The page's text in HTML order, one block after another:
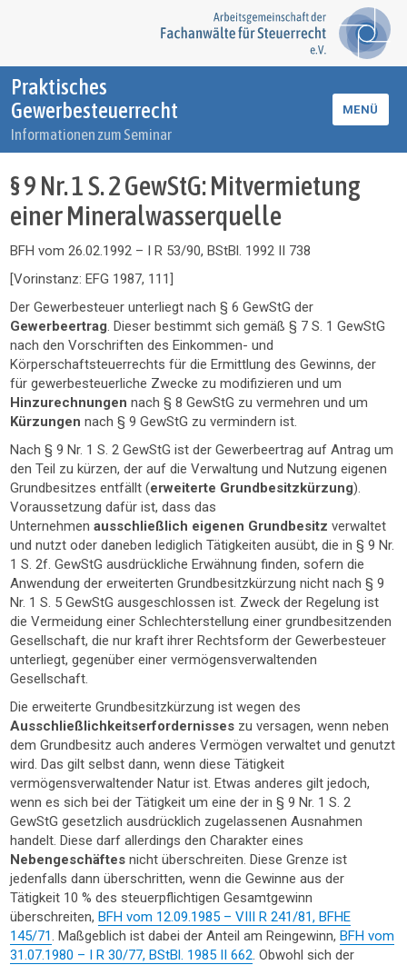
Praktisches
Gewerbesteuerrecht
Informationen zum Seminar
MENÜ
§ 9 Nr. 1 S. 2 GewStG: Mitvermietung
einer Mineralwasserquelle
BFH vom 26.02.1992 – I R 53/90, BStBl. 1992 II 738
[Vorinstanz: EFG 1987, 111]
Der Gewerbesteuer unterliegt nach § 6 GewStG der
Gewerbeertrag. Dieser bestimmt sich gemäß § 7 S. 1 GewStG
nach den Vorschriften des Einkommen- und
Körperschaftsteuerrechts für die Ermittlung des Gewinns, der
für gewerbesteuerliche Zwecke zu modifizieren und um
Hinzurechnungennach § 8 GewStG zu vermehren und um
Kürzungennach § 9 GewStG zu vermindern ist.
Nach § 9 Nr. 1 S. 2 GewStG ist der Gewerbeertrag auf Antrag um
den Teil zu kürzen, der auf die Verwaltung und Nutzung eigenen
Grundbesitzes entfällt (erweiterte Grundbesitzkürzung).
Voraussetzung dafür ist, dass das
Unternehmenausschließlich eigenen Grundbesitz verwaltet
und nutzt oder daneben lediglich Tätigkeiten ausübt, die in § 9 Nr.
1 S. 2f. GewStG ausdrückliche Erwähnung finden, sofern die
Anwendung der erweiterten Grundbesitzkürzung nicht nach § 9
Nr. 1 S. 5 GewStG ausgeschlossen ist. Zweck der Regelung ist
die Vermeidung einer Schlechterstellung einer grundbesitzenden
Gesellschaft, die nur kraft ihrer Rechtsform der Gewerbesteuer
unterliegt, gegenüber einer vermögensverwaltenden
Gesellschaft.
Die erweiterte Grundbesitzkürzung ist wegen des
Ausschließlichkeitserfordernisses zu versagen, wenn neben
dem Grundbesitz auch anderes Vermögen verwaltet und genutzt
wird. Das gilt selbst dann, wenn diese Tätigkeit
vermögensverwaltender Natur ist. Etwas anderes gilt jedoch,
wenn es sich bei der Tätigkeit um eine der in § 9 Nr. 1 S. 2
GewStG gesetzlich ausdrücklich zugelassenen Ausnahmen
handelt. Diese darf allerdings den Charakter eines
Nebengeschäftesnicht überschreiten. Diese Grenze ist
jedenfalls dann überschritten, wenn die Gewinne aus der
Tätigkeit 10 % des steuerpflichtigen Gesamtgewinn
überschreiten,BFH vom 12.09.1985 – VIII R 241/81, BFHE
145/71. Maßgeblich ist dabei der Anteil am Reingewinn,BFH vom
31.07.1980 – I R 30/77, BStBl. 1985 II 662. Obwohl sich der